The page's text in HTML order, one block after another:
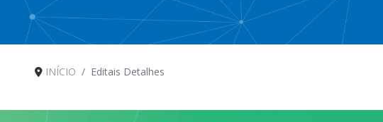
INÍCIO Editais Detalhes